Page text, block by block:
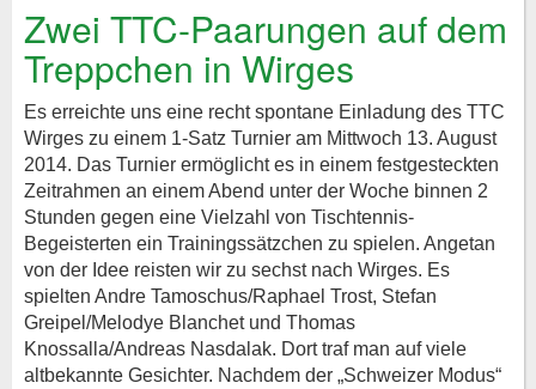
Zwei TTC-Paarungen auf dem
Treppchen in Wirges
Es erreichte uns eine recht spontane Einladung des TTC
Wirges zu einem 1-Satz Turnier am Mittwoch 13. August
2014. Das Turnier ermöglicht es in einem festgesteckten
Zeitrahmen an einem Abend unter der Woche binnen 2
Stunden gegen eine Vielzahl von Tischtennis-
Begeisterten ein Trainingssätzchen zu spielen. Angetan
von der Idee reisten wir zu sechst nach Wirges. Es
spielten Andre Tamoschus/Raphael Trost, Stefan
Greipel/Melodye Blanchet und Thomas
Knossalla/Andreas Nasdalak. Dort traf man auf viele
altbekannte Gesichter. Nachdem der „Schweizer Modus“